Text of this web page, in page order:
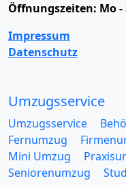
Öffnungszeiten: Mo -
Impressum
Datenschutz
Umzugsservice
Umzugsservice
Fernumzug
Mini Umzug
Seniorenumzug